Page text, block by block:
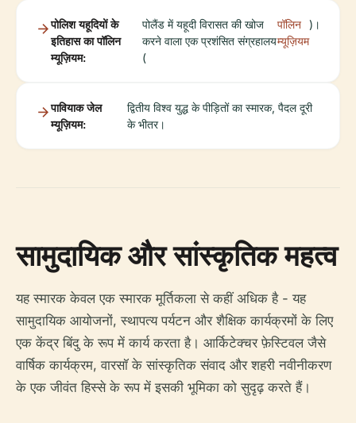
पोलिश यहूदियों के
इतिहास का पॉलिन
म्यूज़ियम:
पोलैंड में यहूदी विरासत की खोज
करने वाला एक प्रशंसित संग्रहालय
(
पॉलिन
म्यूज़ियम
)।
पावियाक जेल
म्यूज़ियम:
द्वितीय विश्व युद्ध के पीड़ितों का स्मारक, पैदल दूरी
के भीतर।
सामुदायिक और सांस्कृतिक महत्व
यह स्मारक केवल एक स्मारक मूर्तिकला से कहीं अधिक है - यह
सामुदायिक आयोजनों, स्थापत्य पर्यटन और शैक्षिक कार्यक्रमों के लिए
एक केंद्र बिंदु के रूप में कार्य करता है। आर्किटेक्चर फ़ेस्टिवल जैसे
वार्षिक कार्यक्रम, वारसॉ के सांस्कृतिक संवाद और शहरी नवीनीकरण
के एक जीवंत हिस्से के रूप में इसकी भूमिका को सुदृढ़ करते हैं।